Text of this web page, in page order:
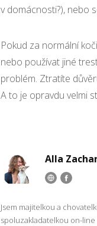
v domácnosti?), nebo
Pokud za normální
nebo používat jiné
problém. Ztratíte
A to je opravdu velmi
Alla
Jsem majitelkou a
spoluzakladatelkou on-